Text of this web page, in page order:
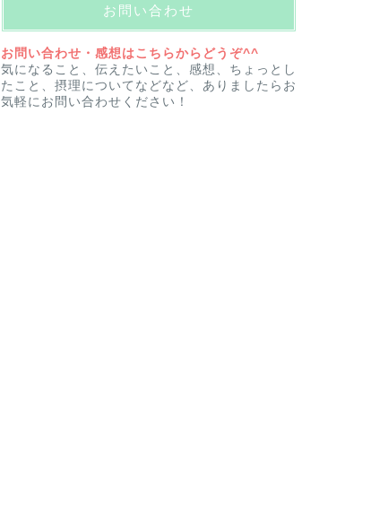
お問い合わせ
お問い合わせ・感想はこちらからどうぞ^^
気になること、伝えたいこと、感想、ちょっとし
たこと、摂理についてなどなど、ありましたらお
気軽にお問い合わせください！